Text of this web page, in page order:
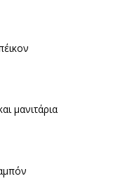
μανιτάρια